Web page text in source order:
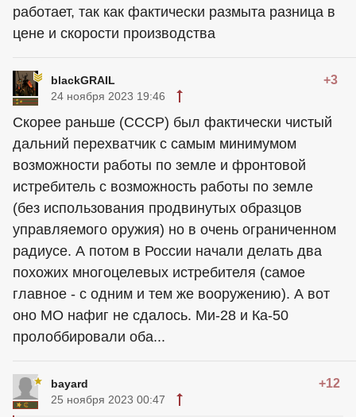
работает, так как фактически размыта разница в
цене и скорости производства
blackGRAIL +3
24 ноября 2023 19:46
Скорее раньше (СССР) был фактически чистый
дальний перехватчик с самым минимумом
возможности работы по земле и фронтовой
истребитель с возможность работы по земле
(без использования продвинутых образцов
управляемого оружия) но в очень ограниченном
радиусе. А потом в России начали делать два
похожих многоцелевых истребителя (самое
главное - с одним и тем же вооружению). А вот
оно МО нафиг не сдалось. Ми-28 и Ка-50
пролоббировали оба...
bayard +12
25 ноября 2023 00:47